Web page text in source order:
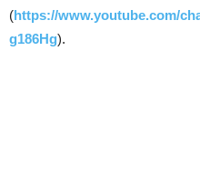
(https://www.youtube.com/
g186Hg).